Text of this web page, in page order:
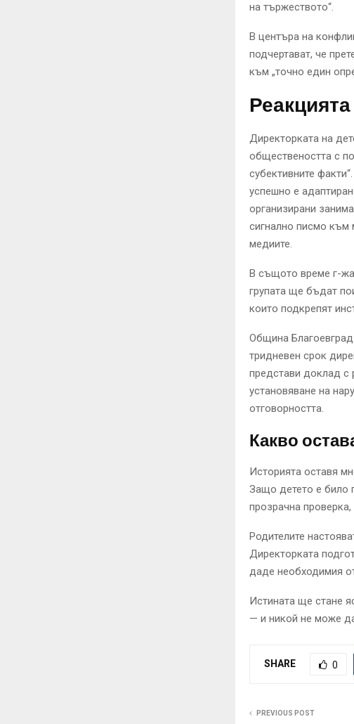
на тържеството“.
В центъра на
подчертават, че
към „точно един
Директорката на
обществеността с
субективните
успешно е
организирани
сигнално писмо към
медиите.
В същото време г-
групата ще бъдат
които подкрепят
Община
тридневен срок
представи доклад с
установяване на
отговорността.
Какво
Историята оставя
Защо детето е било
прозрачна
Родителите
Директорката
даде необходимия
Истината ще стане
— и никой не може
SHARE 0
PREVIOUS POST